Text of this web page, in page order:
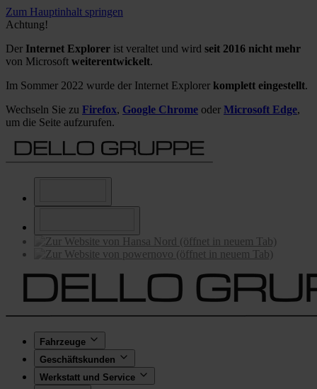
Zum Hauptinhalt springen
Achtung!
Der Internet Explorer ist veraltet und wird seit 2016 nicht mehr
von Microsoft weiterentwickelt.
Im Sommer 2022 wurde der Internet Explorer komplett eingestellt.
Wechseln Sie zu Firefox, Google Chrome oder Microsoft Edge,
um die Seite aufzurufen.
Fahrzeuge
Geschäftskunden
Werkstatt und Service